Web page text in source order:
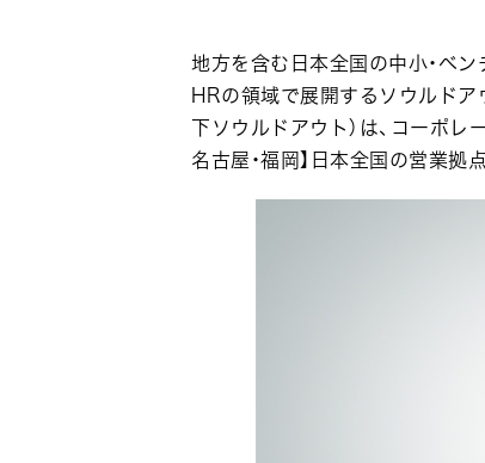
ー
シ
ョ
ン
地方を含む日本全国の中小・ベ
HRの領域で展開するソウルドア
下ソウルドアウト）は、コーポレ
名古屋・福岡】日本全国の営業拠